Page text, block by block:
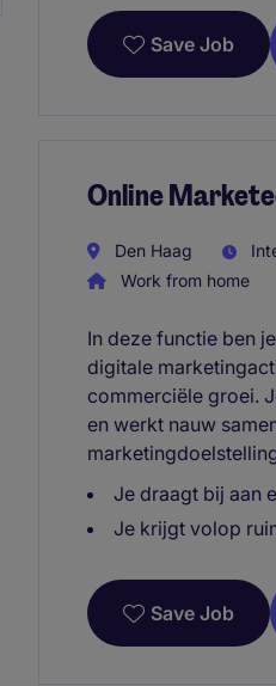
Save Job
Online
Den Haag
Work from home
In deze functie ben
digitale
commerciële groei.
en werkt nauw
Je draagt bij aan
Je krijgt volop
Save Job